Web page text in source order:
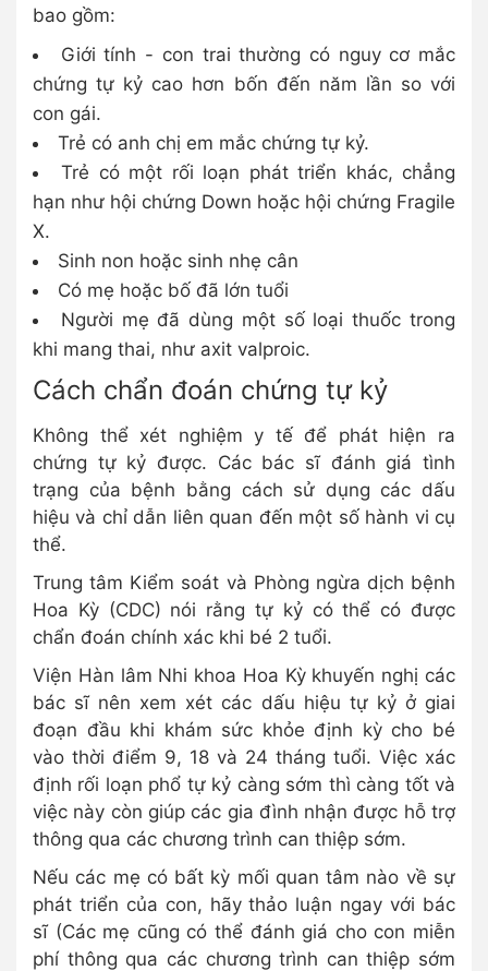
bao gồm:
Giới tính - con trai thường có nguy cơ mắc
chứng tự kỷ cao hơn bốn đến năm lần so với
con gái.
Trẻ có anh chị em mắc chứng tự kỷ.
Trẻ có một rối loạn phát triển khác, chẳng
hạn như hội chứng Down hoặc hội chứng Fragile
X.
Sinh non hoặc sinh nhẹ cân
Có mẹ hoặc bố đã lớn tuổi
Người mẹ đã dùng một số loại thuốc trong
khi mang thai, như axit valproic.
Cách chẩn đoán chứng tự kỷ
Không thể xét nghiệm y tế để phát hiện ra
chứng tự kỷ được. Các bác sĩ đánh giá tình
trạng của bệnh bằng cách sử dụng các dấu
hiệu và chỉ dẫn liên quan đến một số hành vi cụ
thể.
Trung tâm Kiểm soát và Phòng ngừa dịch bệnh
Hoa Kỳ (CDC) nói rằng tự kỷ có thể có được
chẩn đoán chính xác khi bé 2 tuổi.
Viện Hàn lâm Nhi khoa Hoa Kỳ khuyến nghị các
bác sĩ nên xem xét các dấu hiệu tự kỷ ở giai
đoạn đầu khi khám sức khỏe định kỳ cho bé
vào thời điểm 9, 18 và 24 tháng tuổi. Việc xác
định rối loạn phổ tự kỷ càng sớm thì càng tốt và
việc này còn giúp các gia đình nhận được hỗ trợ
thông qua các chương trình can thiệp sớm.
Nếu các mẹ có bất kỳ mối quan tâm nào về sự
phát triển của con, hãy thảo luận ngay với bác
sĩ (Các mẹ cũng có thể đánh giá cho con miễn
phí thông qua các chương trình can thiệp sớm